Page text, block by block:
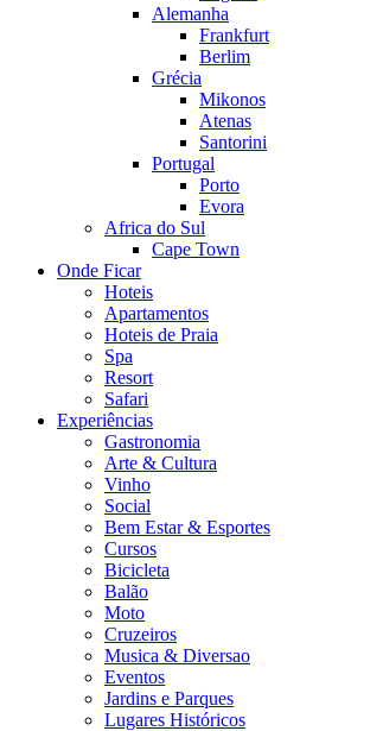
Alemanha
Frankfurt
Berlim
Grécia
Mikonos
Atenas
Santorini
Portugal
Porto
Evora
Africa do Sul
Cape Town
Onde Ficar
Hoteis
Apartamentos
Hoteis de Praia
Spa
Resort
Safari
Experiências
Gastronomia
Arte & Cultura
Vinho
Social
Bem Estar & Esportes
Cursos
Bicicleta
Balão
Moto
Cruzeiros
Musica & Diversao
Eventos
Jardins e Parques
Lugares Históricos